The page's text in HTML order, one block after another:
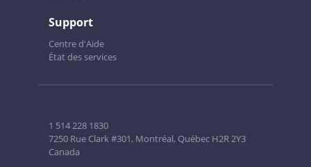
Support
Centre d'Aide
État des services
1 514 228 1830
7250 Rue Clark #301, Montréal, Québec H2R 2Y3
Canada